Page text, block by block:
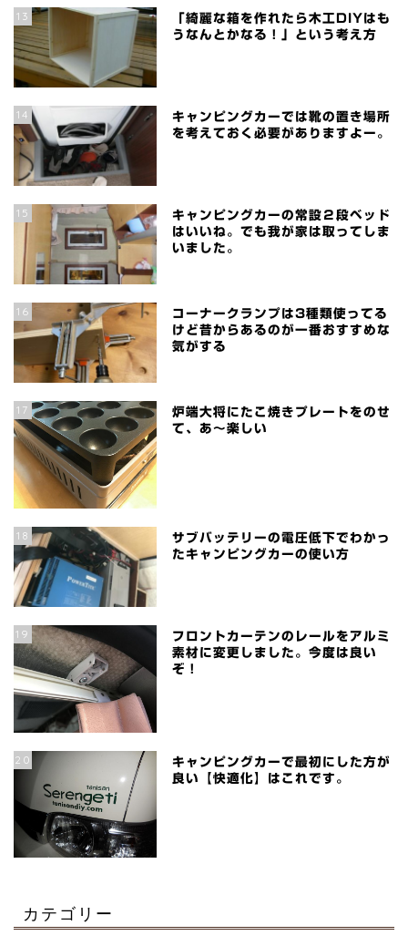
13
「綺麗な箱を作れたら木工DIYはも
うなんとかなる！」という考え方
14
キャンピングカーでは靴の置き場所
を考えておく必要がありますよー。
15
キャンピングカーの常設２段ベッド
はいいね。でも我が家は取ってしま
いました。
16
コーナークランプは3種類使ってる
けど昔からあるのが一番おすすめな
気がする
17
炉端大将にたこ焼きプレートをのせ
て、あ～楽しい
18
サブバッテリーの電圧低下でわかっ
たキャンピングカーの使い方
19
フロントカーテンのレールをアルミ
素材に変更しました。今度は良い
ぞ！
20
キャンピングカーで最初にした方が
良い【快適化】はこれです。
カテゴリー